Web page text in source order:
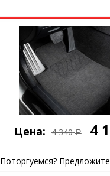
Цена: 4 340 Р 4
Поторгуемся?